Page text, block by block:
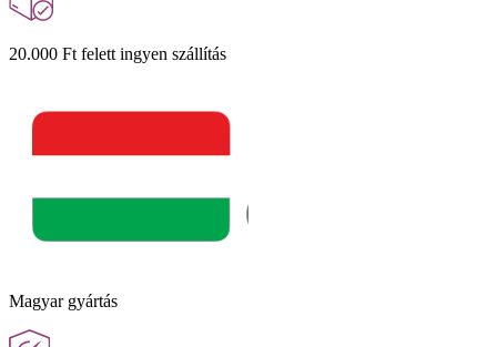
20.000 Ft felett ingyen szállítás
Magyar gyártás